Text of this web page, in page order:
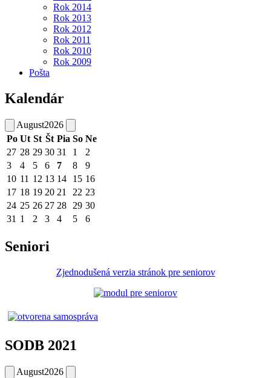
Rok 2014
Rok 2013
Rok 2012
Rok 2011
Rok 2010
Rok 2009
Pošta
Kalendár
August2026
Po Ut St Št Pia So Ne
27 28 29 30 31 1
2
3
4 5 6 7 8
9
10 11 12 13 14 15 16
17 18 19 20 21 22 23
24 25 26 27 28 29 30
31 1 2 3 4 5 6
Seniori
Zjednodušená verzia stránok pre seniorov
SODB 2021
August2026